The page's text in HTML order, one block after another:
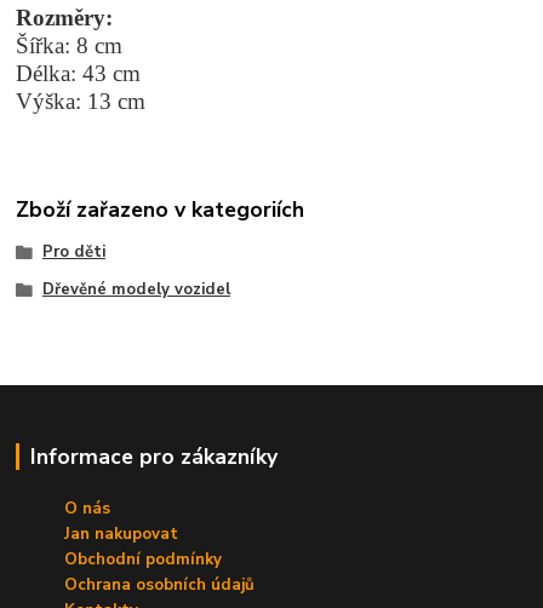
Rozměry:
Šířka: 8 cm
Délka: 43 cm
Výška: 13 cm
Zboží zařazeno v kategoriích
Pro děti
Dřevěné modely vozidel
Informace pro zákazníky
O nás
Jan nakupovat
Obchodní podmínky
Ochrana osobních údajů